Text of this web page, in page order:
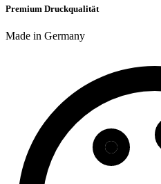
Premium Druckqualität
Made in Germany